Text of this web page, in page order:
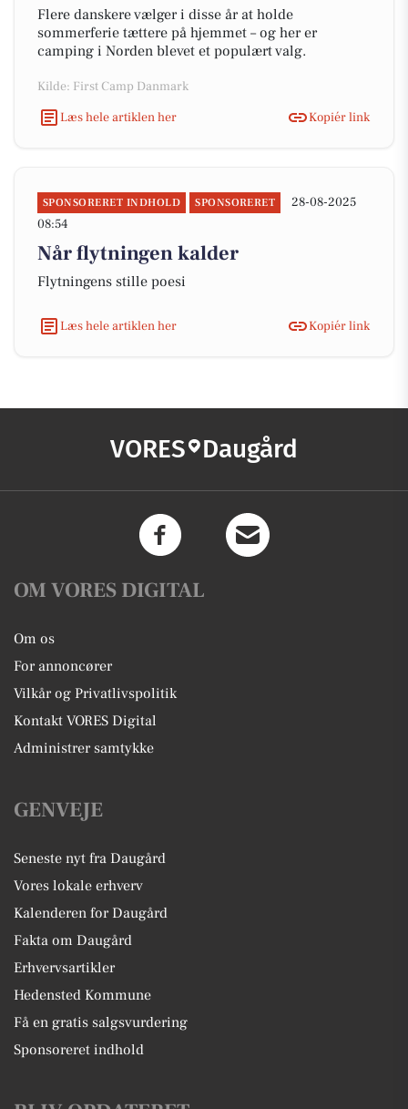
Flere danskere vælger i disse år at holde
sommerferie tættere på hjemmet – og her er
camping i Norden blevet et populært valg.
Kilde: First Camp Danmark
Læs hele artiklen her
Kopiér link
SPONSORERET INDHOLD SPONSORERET
28-08-2025
08:54
Når flytningen kalder
Flytningens stille poesi
Læs hele artiklen her Kopiér link
VORES Daugård
OM VORES DIGITAL
Om os
For annoncører
Vilkår og Privatlivspolitik
Kontakt VORES Digital
Administrer samtykke
GENVEJE
Seneste nyt fra Daugård
Vores lokale erhverv
Kalenderen for Daugård
Fakta om Daugård
Erhvervsartikler
Hedensted Kommune
Få en gratis salgsvurdering
Sponsoreret indhold